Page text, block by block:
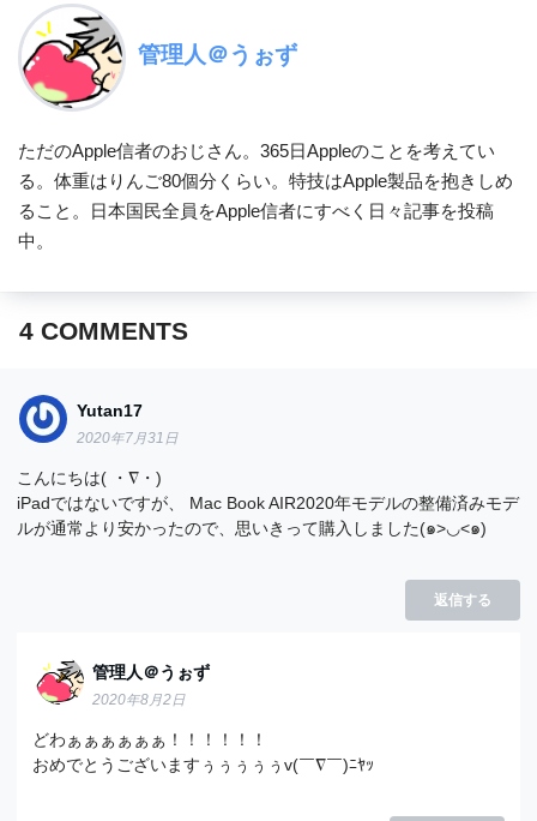
管理人＠うぉず
ただのApple信者のおじさん。365日Appleのことを考えてい
る。体重はりんご80個分くらい。特技はApple製品を抱きしめ
ること。日本国民全員をApple信者にすべく日々記事を投稿
中。
4COMMENTS
Yutan17
2020年7月31日
こんにちは( ・∇・)
iPadではないですが、 Mac Book AIR2020年モデルの整備済みモデ
ルが通常より安かったので、思いきって購入しました(๑>◡<๑)
返信する
管理人＠うぉず
2020年8月2日
どわぁぁぁぁぁぁ！！！！！！
おめでとうございますぅぅぅぅぅv(￣∇￣)ﾆﾔｯ